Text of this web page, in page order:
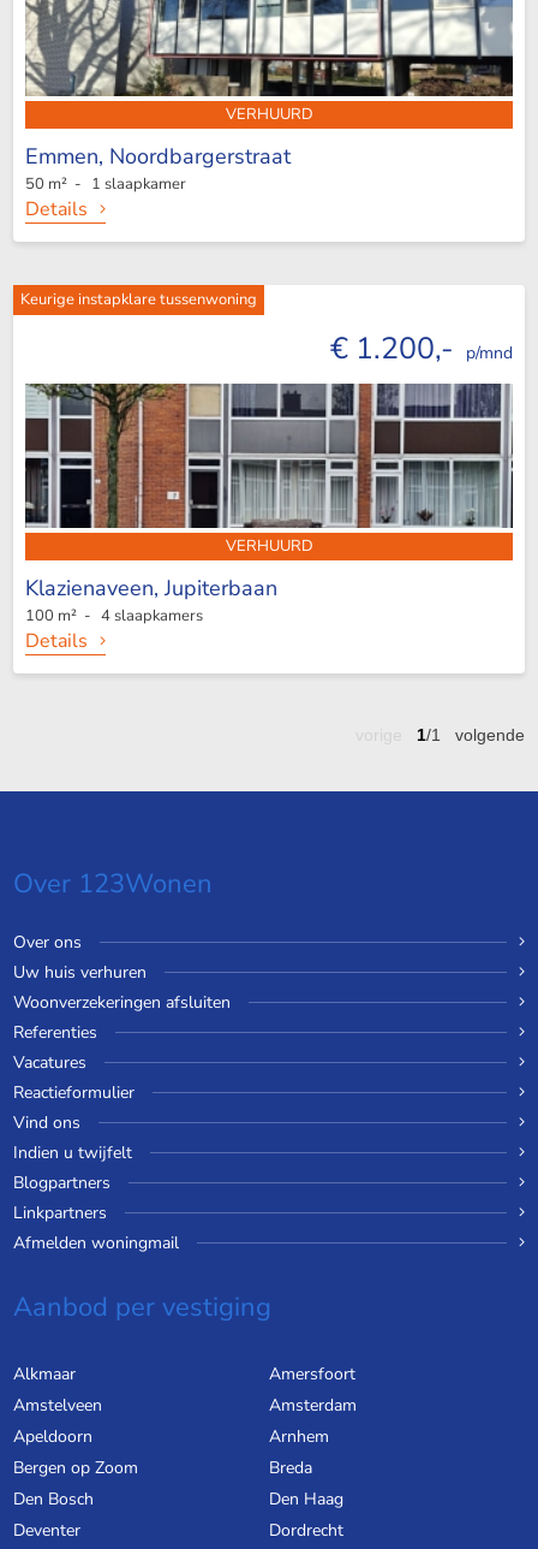
VERHUURD
Emmen, Noordbargerstraat
50 m² - 1 slaapkamer
Details
Keurige instapklare tussenwoning
€ 1.200,- p/mnd
VERHUURD
Klazienaveen,Jupiterbaan
100 m² - 4 slaapkamers
Details
1/1volgende
Over 123Wonen
Over ons
Uw huis verhuren
Woonverzekeringen afsluiten
Referenties
Vacatures
Reactieformulier
Vind ons
Indien u twijfelt
Blogpartners
Linkpartners
Afmelden woningmail
Aanbod per vestiging
Alkmaar
Amersfoort
Amstelveen
Amsterdam
Apeldoorn
Arnhem
Bergen op Zoom
Breda
Den Bosch
Den Haag
Deventer
Dordrecht